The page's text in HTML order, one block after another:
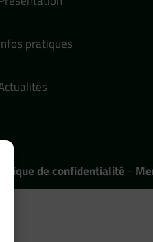
pratiques
de confidentialité -